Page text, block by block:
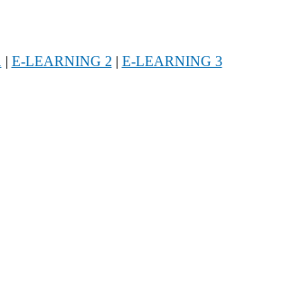
| E-LEARNING 2 | E-LEARNING 3